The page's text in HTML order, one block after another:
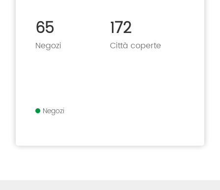
65
Negozi
172
Città coperte
Negozi